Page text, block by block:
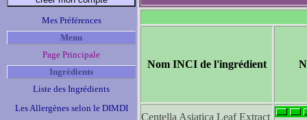
Mes Préférences
Menu
Page Principale
Ingrédients
Liste des Ingrédients
Les Allergènes selon le DIMDI
Nom INCI de l'ingrédient
Centella Asiatica Leaf Extract